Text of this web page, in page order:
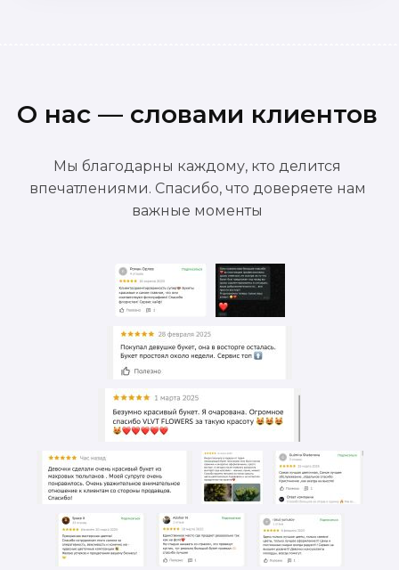
О нас — словами клиентов
Мы благодарны каждому, кто делится
впечатлениями. Спасибо, что доверяете нам
важные моменты